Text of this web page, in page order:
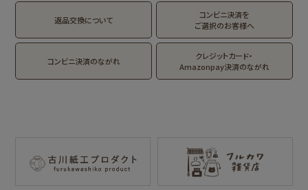
キャラクター別
MARUKO and
モンチッチ
HAMTAROU
アルプスの少女ハ
ーズ
フルーツマーケット
お菓子などうぶつ
工房
トビマツショウイチ
キャラクター別
返品交換について
コンビニ決済を
ご選択のお客様へ
コンビニ決済のながれ
クレジットカード・
Amazonpay決済のながれ